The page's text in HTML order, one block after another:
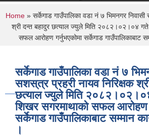
You are here
Home» सर्केगाड गाउँपालिका वडा नं ७ भिमनगर निवासी
श्री दन्त बहादुर छत्याल ज्युले मिति २०८२।०२।०४ गते
सफल आरोहण गर्नुभएकोमा सर्केगाड गाउँपालिकाबाट
सर्केगाड गाउँपालिका वडा नं ७
सशस्‌त्र प्रहरी नायव निरिक्षक
छत्याल ज्युले मिति
शिखर सगरमाथाको सफल आरोहण
सर्केगाड गाउँपालिकाबाट सम्मान
।